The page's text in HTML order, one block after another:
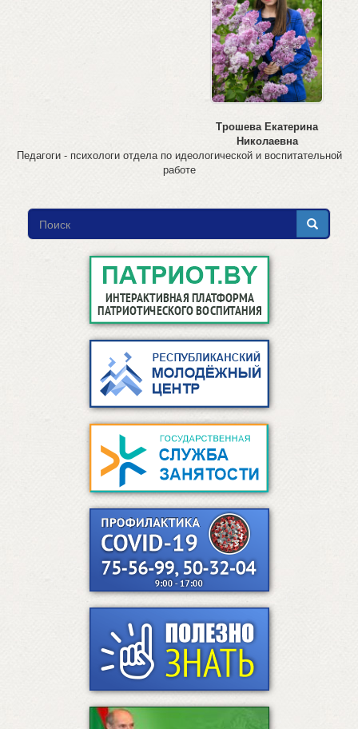
Трошева Екатерина
Николаевна
Педагоги - психологи отдела по идеологической и воспитательной
работе
Форма
поиска